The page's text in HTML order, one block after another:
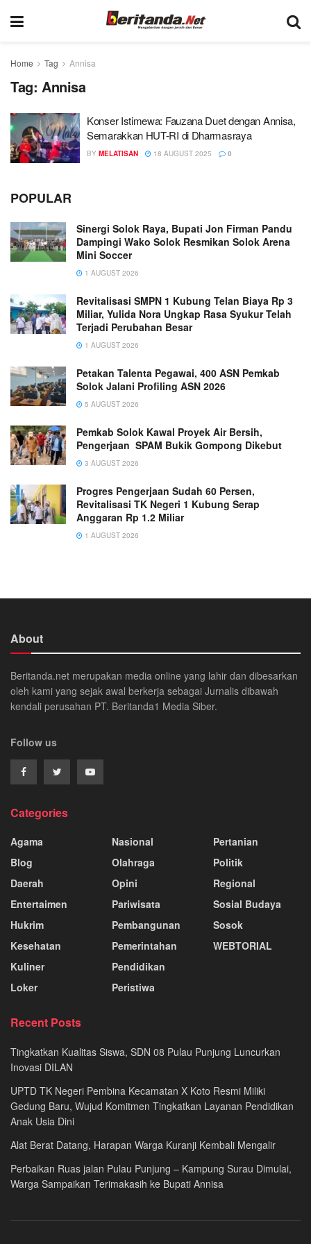
Home Tag Annisa
Tag: Annisa
Konser Istimewa: Fauzana Duet dengan Annisa,
Semarakkan HUT-RI di Dharmasraya
BY MELATISAN 18 AUGUST 2025 0
POPULAR
Sinergi Solok Raya, Bupati Jon Firman Pandu
Dampingi Wako Solok Resmikan Solok Arena
Mini Soccer
1 AUGUST 2026
Revitalisasi SMPN 1 Kubung Telan Biaya Rp 3
Miliar, Yulida Nora Ungkap Rasa Syukur Telah
Terjadi Perubahan Besar
1 AUGUST 2026
Petakan Talenta Pegawai, 400 ASN Pemkab
Solok Jalani Profiling ASN 2026
5 AUGUST 2026
Pemkab Solok Kawal Proyek Air Bersih,
Pengerjaan SPAM Bukik Gompong Dikebut
3 AUGUST 2026
Progres Pengerjaan Sudah 60 Persen,
Revitalisasi TK Negeri 1 Kubung Serap
Anggaran Rp 1.2 Miliar
1 AUGUST 2026
About
Beritanda.net merupakan media online yang lahir dan dibesarkan
oleh kami yang sejak awal berkerja sebagai Jurnalis dibawah
kendali perusahan PT. Beritanda1 Media Siber.
Follow us
Categories
Agama
Blog
Daerah
Entertaimen
Hukrim
Kesehatan
Kuliner
Loker
Nasional
Olahraga
Opini
Pariwisata
Pembangunan
Pemerintahan
Pendidikan
Peristiwa
Pertanian
Politik
Regional
Sosial Budaya
Sosok
WEBTORIAL
Recent Posts
Tingkatkan Kualitas Siswa, SDN 08 Pulau Punjung Luncurkan
Inovasi DILAN
UPTD TK Negeri Pembina Kecamatan X Koto Resmi Miliki
Gedung Baru, Wujud Komitmen Tingkatkan Layanan Pendidikan
Anak Usia Dini
Alat Berat Datang, Harapan Warga Kuranji Kembali Mengalir
Perbaikan Ruas jalan Pulau Punjung – Kampung Surau Dimulai,
Warga Sampaikan Terimakasih ke Bupati Annisa